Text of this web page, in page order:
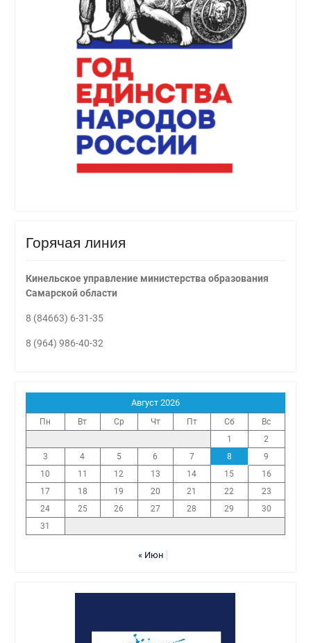
Горячая линия
Кинельское управление министерства образования
Самарской области
8 (84663) 6-31-35
8 (964) 986-40-32
Август 2026
Пн Вт Ср Чт Пт Сб
Вс
1
2
3
4 5 6 7 8
9
10
11 12 13 14 15
16
17
18 19 20 21 22
23
24
25 26 27 28 29
30
31
« Июн